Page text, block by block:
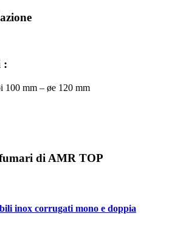
:
100 mm – øe 120 mm
di AMR TOP
inox corrugati mono e doppia